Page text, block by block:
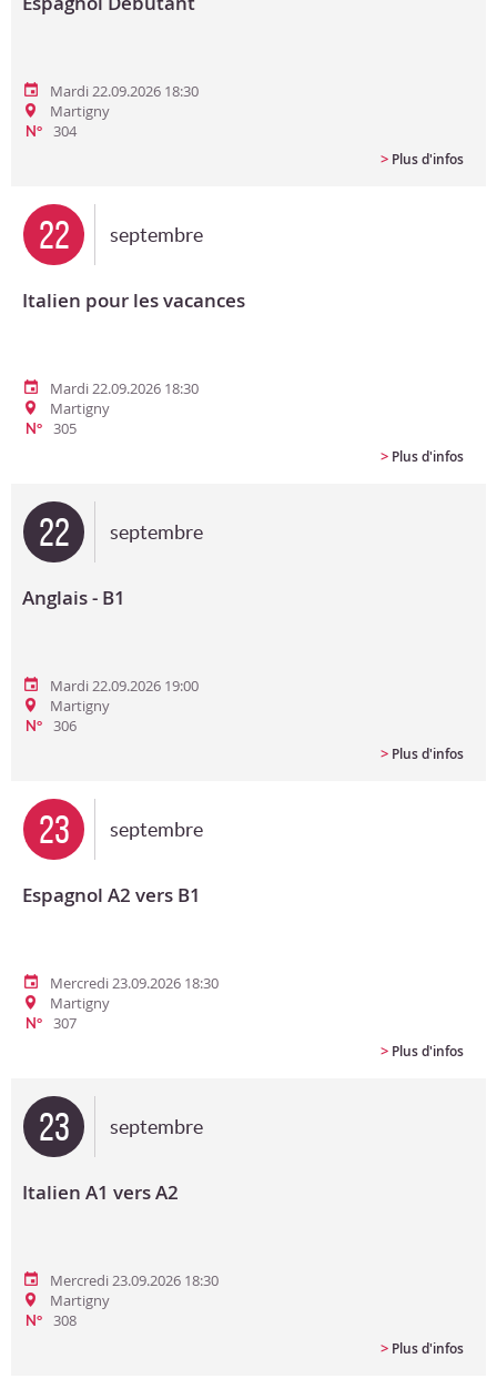
Mardi 22.09.2026 18:30
Martigny
N°
304
> Plus d'infos
22 septembre
Italien pour les vacances
Mardi 22.09.2026 18:30
Martigny
N°
305
> Plus d'infos
22 septembre
Anglais - B1
Mardi 22.09.2026 19:00
Martigny
N°
306
> Plus d'infos
23 septembre
Espagnol A2 vers B1
Mercredi 23.09.2026 18:30
Martigny
N°
307
> Plus d'infos
23 septembre
Italien A1 vers A2
Mercredi 23.09.2026 18:30
Martigny
N°
308
> Plus d'infos